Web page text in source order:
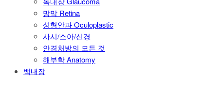
망막 Retina
성형안과 Oculoplastic
사시/소아/신경
안경처방의 모든 것
해부학 Anatomy
백내장